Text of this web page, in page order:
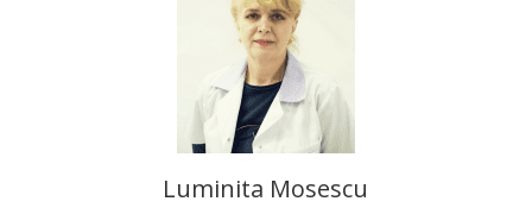
Luminita Mosescu